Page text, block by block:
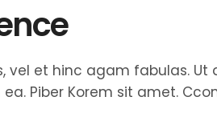
vel et hinc agam fabulas.
Piber Korem sit amet.